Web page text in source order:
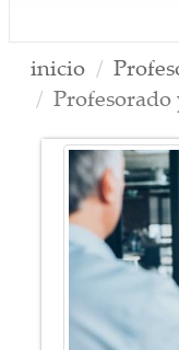
inicio
Profesorado